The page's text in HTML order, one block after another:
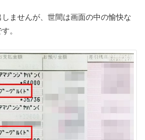
ませんが、世間は画面の中の愉快な
。